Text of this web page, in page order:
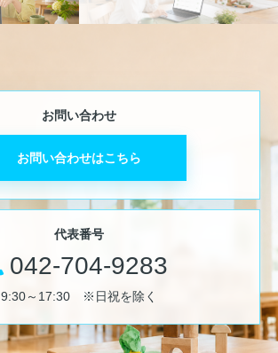
お問い合わせ
お問い合わせはこちら
代表番号
042-704-9283
9:30～17:30 ※日祝を除く